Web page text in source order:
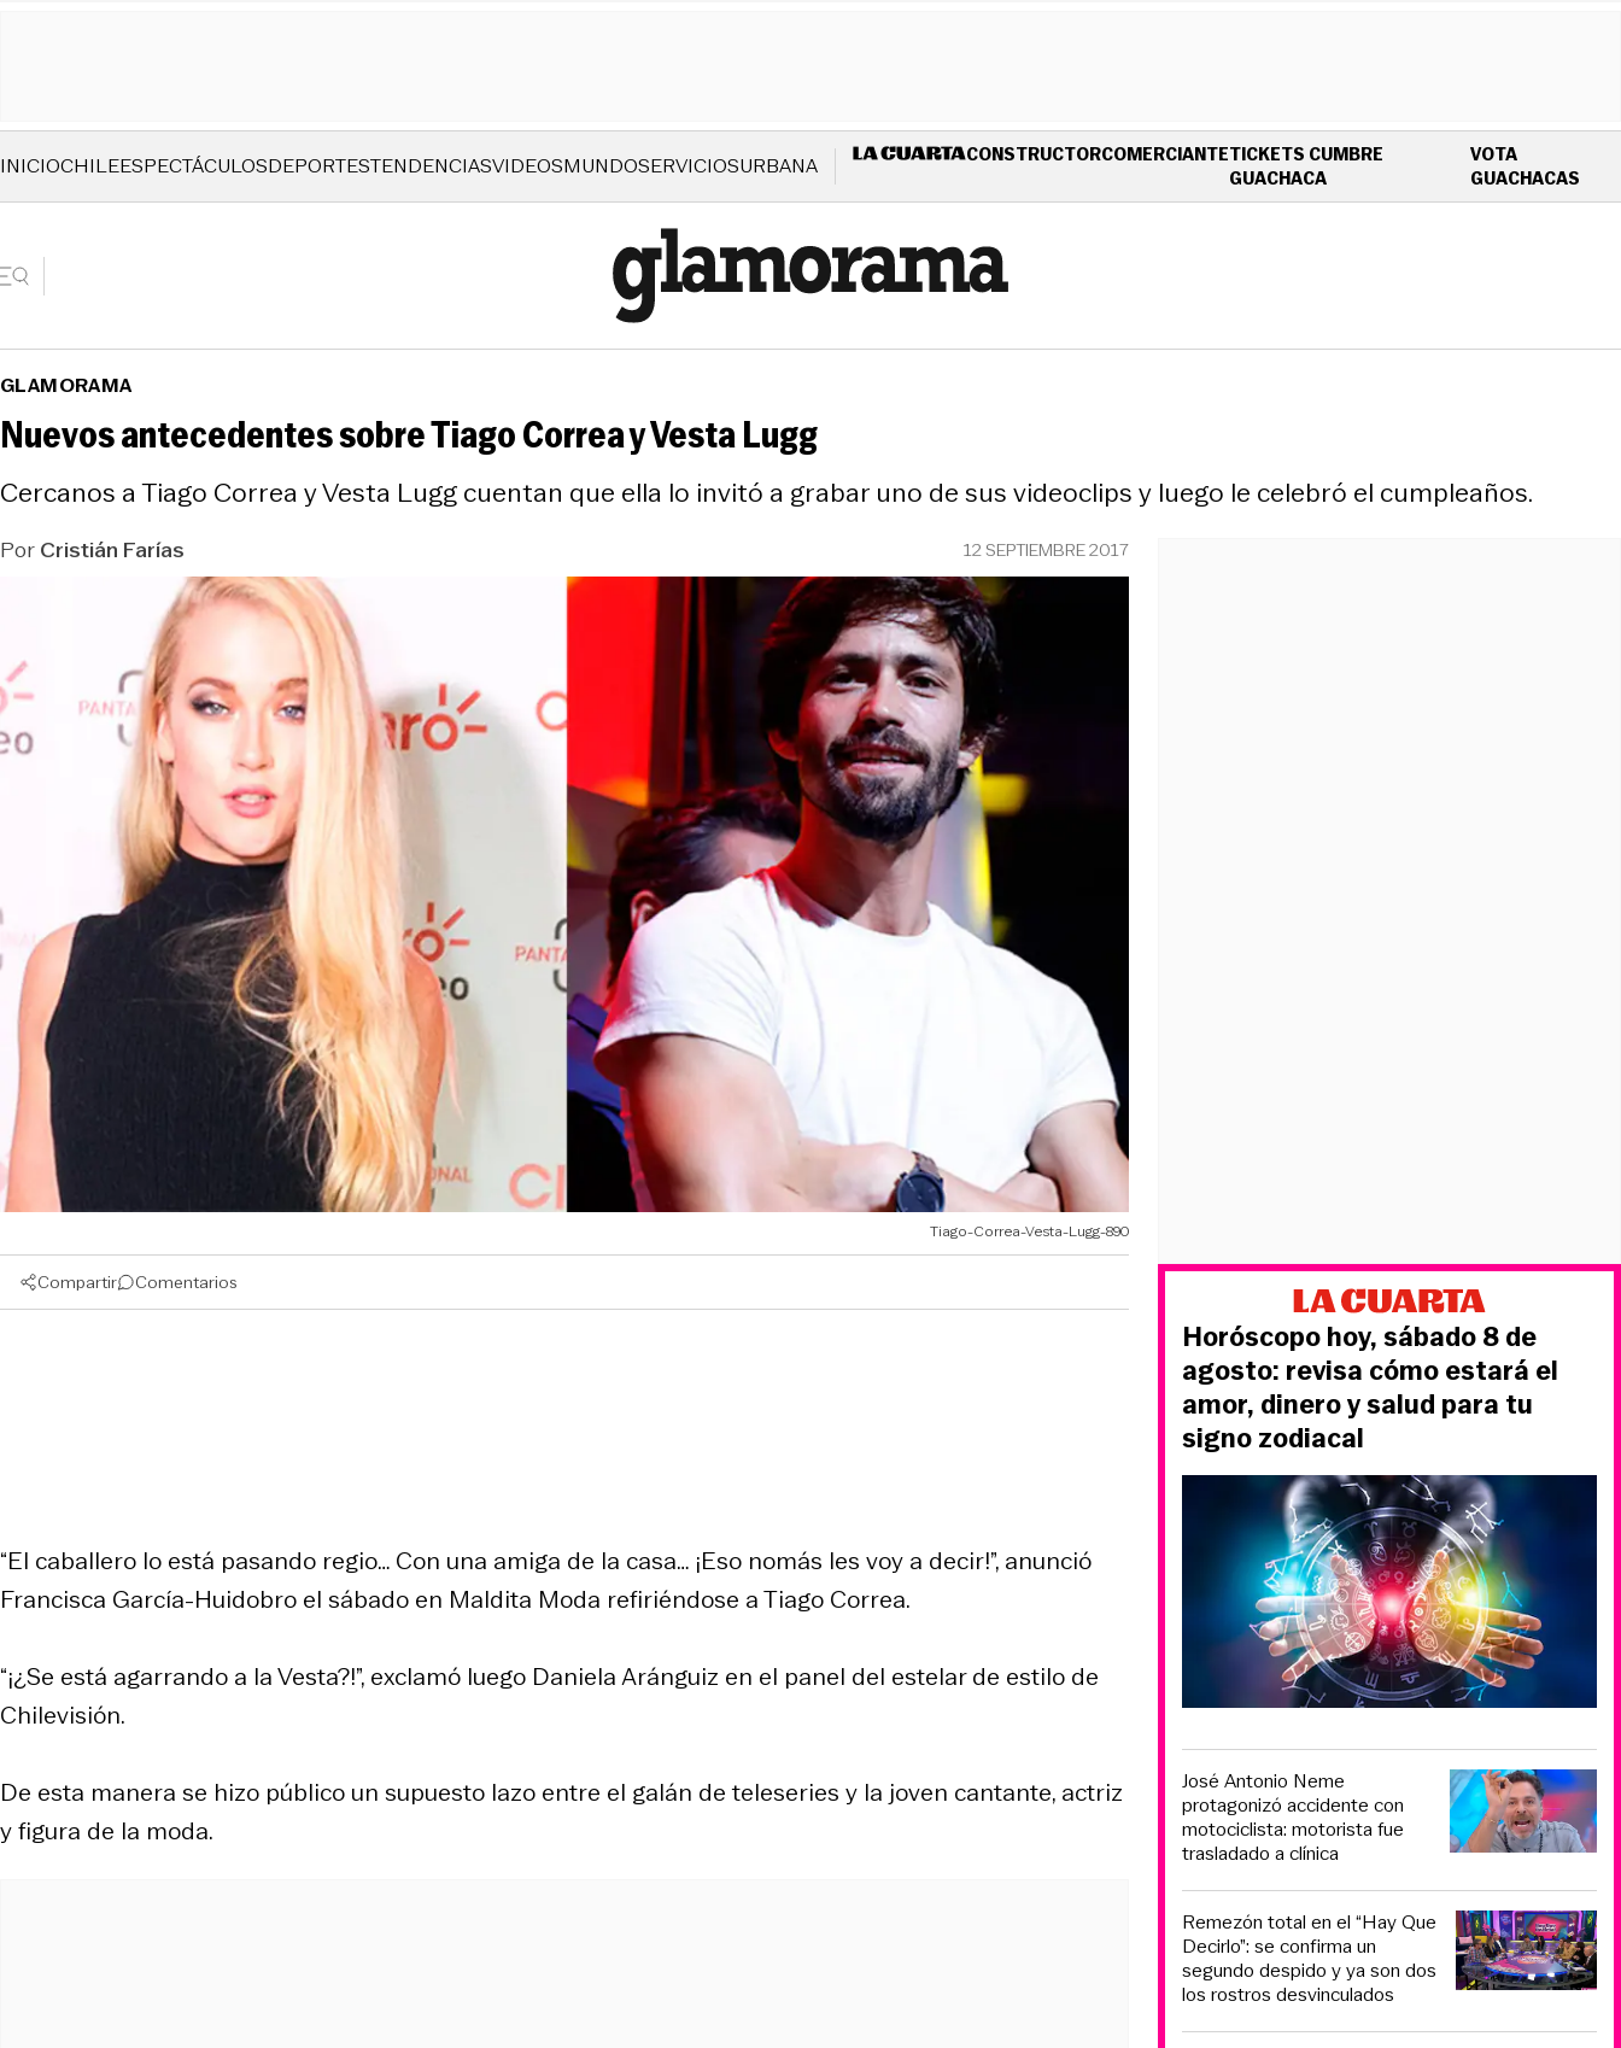
INICIOCHILEESPECTÁCULOSDEPORTESTENDENCIASVIDEOSMUNDOSERVICIOSURBANA CONSTRUCTORCOMERCIANTETICKETS CUMBRE
GUACHACAOPENS IN NEW WINDOW
VOTA
GUACHACAS
GLAMORAMA
Nuevos antecedentes sobre Tiago Correa y Vesta Lugg
Cercanos a Tiago Correa y Vesta Lugg cuentan que ella lo invitó a grabar uno de sus videoclips y luego le celebró el cumpleaños.
PorCristián Farías 12 SEPTIEMBRE 2017
Tiago-Correa-Vesta-Lugg-890
Compartir Comentarios
“El caballero lo está pasando regio… Con una amiga de la casa… ¡Eso nomás les voy a decir!”, anunció
Francisca García-Huidobro el sábado en Maldita Moda refiriéndose a Tiago Correa.
“¡¿Se está agarrando a la Vesta?!”, exclamó luego Daniela Aránguiz en el panel del estelar de estilo de
Chilevisión.
De esta manera se hizo público un supuesto lazo entre el galán de teleseries y la joven cantante, actriz
y figura de la moda.
Horóscopo hoy, sábado 8 de
agosto: revisa cómo estará el
amor, dinero y salud para tu
signo zodiacal
José Antonio Neme
protagonizó accidente con
motociclista: motorista fue
trasladado a clínica
Remezón total en el “Hay Que
Decirlo”: se confirma un
segundo despido y ya son dos
los rostros desvinculados